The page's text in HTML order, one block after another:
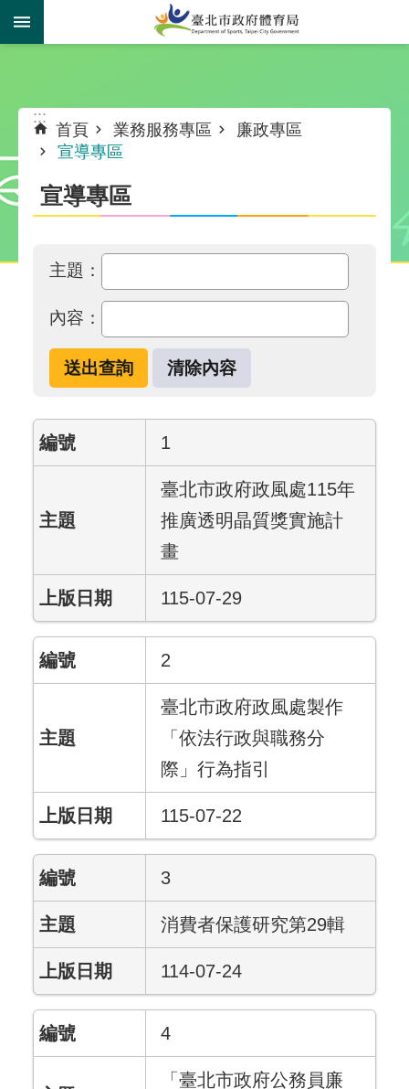
跳到主要內容區塊
:::
首頁 業務服務專區
廉政專區
宣導專區
宣導專區
主題：
內容：
1
臺北市政府政風處115年
推廣透明晶質獎實施計
畫
115-07-29
2
臺北市政府政風處製作
「依法行政與職務分
際」行為指引
115-07-22
3
消費者保護研究第29輯
114-07-24
4
「臺北市政府公務員廉